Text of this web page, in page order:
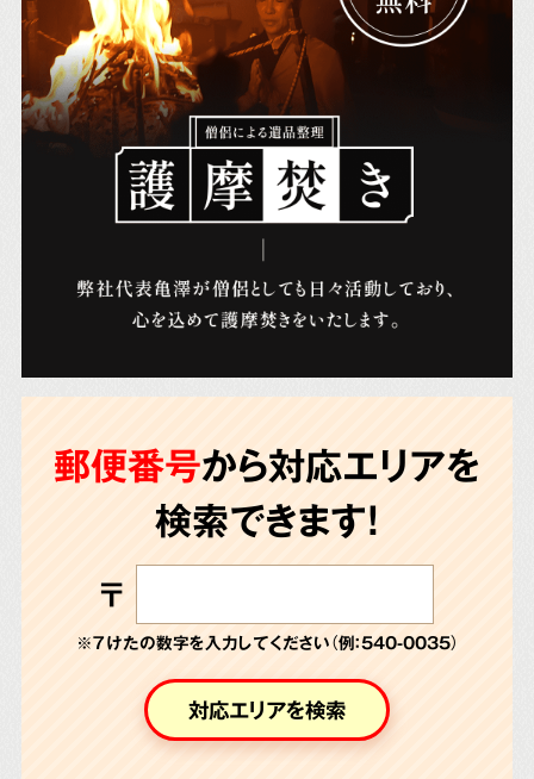
郵便番号から対応エリアを
検索できます!
〒
※７けたの数字を入力してください（例：540-0035）
対応エリアを検索